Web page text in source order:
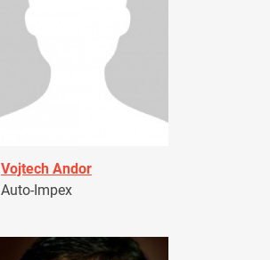
Vojtech Andor
Auto-Impex